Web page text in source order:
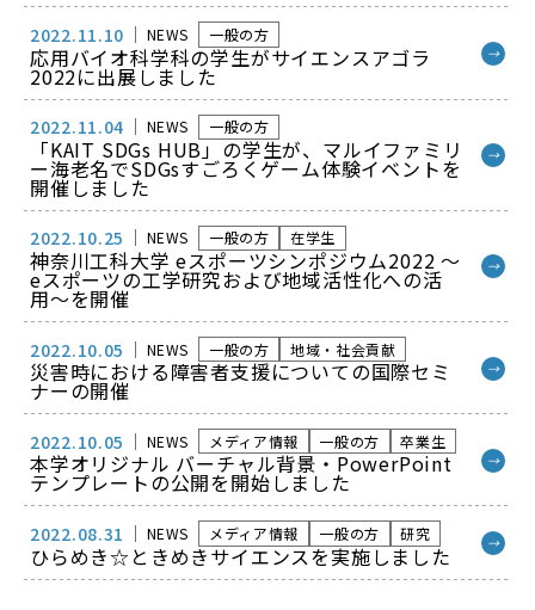
2022.11.10 NEWS 一般の方
応用バイオ科学科の学生がサイエンスアゴラ
2022に出展しました
→
2022.11.04 NEWS 一般の方
「KAIT SDGs HUB」の学生が、マルイファミリ
ー海老名でSDGsすごろくゲーム体験イベントを
開催しました
→
2022.10.25 NEWS 一般の方 在学生
神奈川工科大学 eスポーツシンポジウム2022 〜
eスポーツの工学研究および地域活性化への活
用〜を開催
→
2022.10.05 NEWS 一般の方 地域・社会貢献
災害時における障害者支援についての国際セミ
ナーの開催
→
2022.10.05 NEWS メディア情報 一般の方 卒業生
本学オリジナル バーチャル背景・PowerPoint
テンプレートの公開を開始しました
→
2022.08.31 NEWS メディア情報 一般の方 研究
ひらめき☆ときめきサイエンスを実施しました →